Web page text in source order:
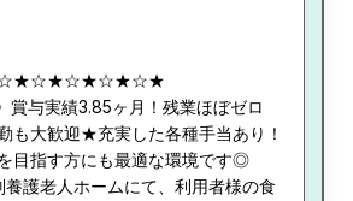
賞与実績3.85ヶ月！残業ほぼゼロ
も大歓迎★充実した各種手当あり！
目指す方にも最適な環境です◎
養護老人ホームにて、利用者様の食